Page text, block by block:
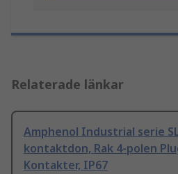
Relaterade länkar
Amphenol Industrial serie
kontaktdon, Rak 4-polen
Kontakter, IP67